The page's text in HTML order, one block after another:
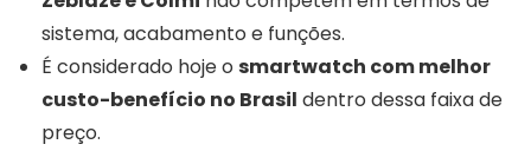
sistema, acabamento e funções.
É considerado hoje o smartwatch com melhor
custo-benefício no Brasil dentro dessa faixa de
preço.